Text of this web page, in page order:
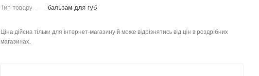
Тип товару — бальзам для губ
Ціна дійсна тільки для інтернет-магазину й може відрізнятись від цін в роздрібних
магазинах.